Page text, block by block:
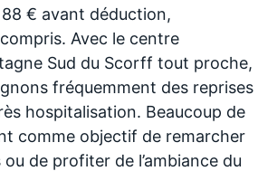
€ avant déduction,
Avec le centre
Sud du Scorff tout proche,
fréquemment des reprises
hospitalisation. Beaucoup de
comme objectif de remarcher
ou de profiter de l’ambiance du